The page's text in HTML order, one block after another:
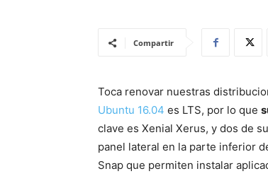
Compartir
Toca renovar nuestras
Ubuntu 16.04 es LTS, por lo que
clave es Xenial Xerus, y dos de
panel lateral en la parte inferior
Snap que permiten instalar